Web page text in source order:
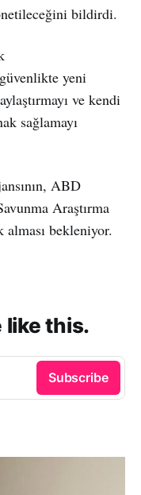
bildirdi.
yeni
ve kendi
sağlamayı
ABD
Araştırma
bekleniyor.
like this.
Subscribe